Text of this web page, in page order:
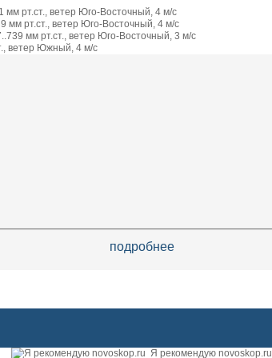
мм рт.ст., ветер Юго-Восточный, 4 м/с
мм рт.ст., ветер Юго-Восточный, 4 м/с
мм рт.ст., ветер Юго-Восточный, 3 м/с
ветер Южный, 4 м/с
подробнее
Я рекомендую novoskop.ru